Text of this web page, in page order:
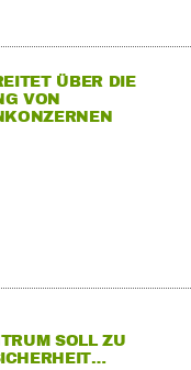
ÜBER DIE
VON
SOLL ZU